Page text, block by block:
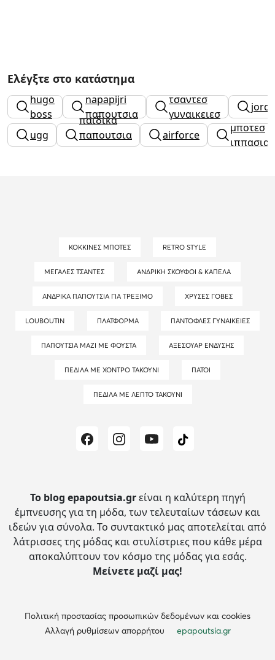
Ελέγξτε στο κατάστημα
hugo
boss
napapijri
παπουτσια
τσαντεσ
γυναικειεσ
ugg
παιδικα
παπουτσια
αγορι
airforce
μποτεσ
ιππασιασ
ΚΌΚΚΙΝΕΣ ΜΠΌΤΕΣ RETRO STYLE
ΜΕΓΆΛΕΣ ΤΣΆΝΤΕΣ ΑΝΔΡΙΚΉ ΣΚΟΎΦΟΙ & ΚΑΠΈΛΑ
ΑΝΔΡΙΚΆ ΠΑΠΟΎΤΣΙΑ ΓΙΑ ΤΡΈΞΙΜΟ ΧΡΥΣΈΣ ΓΌΒΕΣ
LOUBOUTIN ΠΛΑΤΦΌΡΜΑ ΠΑΝΤΌΦΛΕΣ ΓΥΝΑΙΚΕΊΕΣ
ΠΑΠΟΎΤΣΙΑ ΜΑΖΊ ΜΕ ΦΟΎΣΤΑ ΑΞΕΣΟΥΆΡ ΈΝΔΥΣΗΣ
ΠΈΔΙΛΑ ΜΕ ΧΟΝΤΡΌ ΤΑΚΟΎΝΙ ΠΆΤΟΙ
ΠΈΔΙΛΑ ΜΕ ΛΕΠΤΌ ΤΑΚΟΎΝΙ
Το blog epapoutsia.grείναι η καλύτερη πηγή
έμπνευσης για τη μόδα, των τελευταίων τάσεων και
ιδεών για σύνολα. Το συντακτικό μας αποτελείται από
λάτρισσες της μόδας και στυλίστριες που κάθε μέρα
αποκαλύπτουν τον κόσμο της μόδας για εσάς.
Μείνετε μαζί μας!
Πολιτική προστασίας προσωπικών δεδομένων και cookies
Αλλαγή ρυθμίσεων απορρήτου
epapoutsia.gr